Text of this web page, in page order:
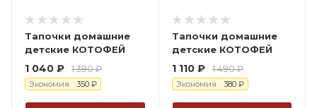
Тапочки домашние
детские КОТОФЕЙ
1 040 ₽ 1 390₽
Экономия 350 ₽
Тапочки домашние
детские КОТОФЕЙ
1 110₽ 1 490₽
Экономия 380₽